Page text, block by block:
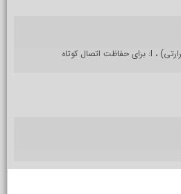
L: برای حفاظت اضافه بار (حرارتی) ، I: برای حفاظت اتصال کوتاه